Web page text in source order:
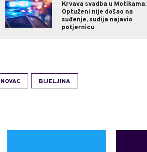
Krvava svadba u Motikama:
Optuženi nije došao na
suđenje, sudija najavio
potjernicu
NOVAC BIJELJINA